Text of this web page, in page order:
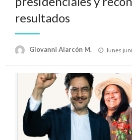
resultados
Giovanni Alarcón M.
Publicado
lunes